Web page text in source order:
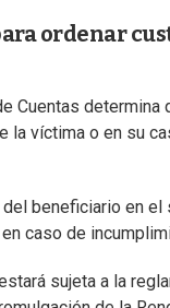
ordenar
Cuentas
la víctima o en su
del beneficiario en
caso de
sujeta a la